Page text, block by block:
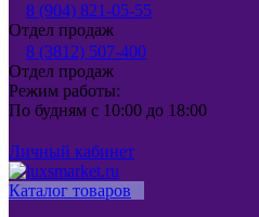
8 (904) 821-05-55
Отдел продаж
8 (3812) 507-400
Отдел продаж
Режим работы:
По будням с 10:00 до 18:00
Личный кабинет
Каталог товаров